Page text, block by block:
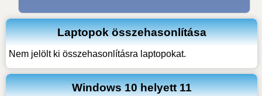
Laptopok összehasonlítása
Nem jelölt ki összehasonlításra laptopokat.
Windows 10 helyett 11